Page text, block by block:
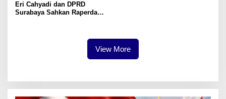
Eri Cahyadi dan DPRD
Surabaya Sahkan Raperda
View More